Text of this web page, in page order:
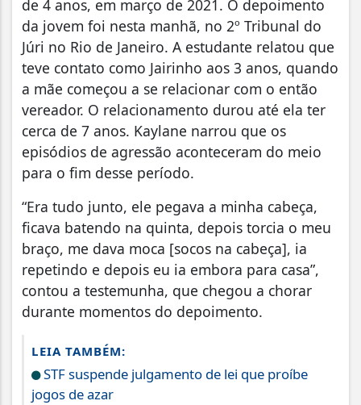
de 4 anos, em março de 2021. O depoimento
da jovem foi nesta manhã, no 2º Tribunal do
Júri no Rio de Janeiro. A estudante relatou que
teve contato como Jairinho aos 3 anos, quando
a mãe começou a se relacionar com o então
vereador. O relacionamento durou até ela ter
cerca de 7 anos. Kaylane narrou que os
episódios de agressão aconteceram do meio
para o fim desse período.
“Era tudo junto, ele pegava a minha cabeça,
ficava batendo na quinta, depois torcia o meu
braço, me dava moca [socos na cabeça], ia
repetindo e depois eu ia embora para casa”,
contou a testemunha, que chegou a chorar
durante momentos do depoimento.
LEIA TAMBÉM:
STF suspende julgamento de lei que proíbe
jogos de azar